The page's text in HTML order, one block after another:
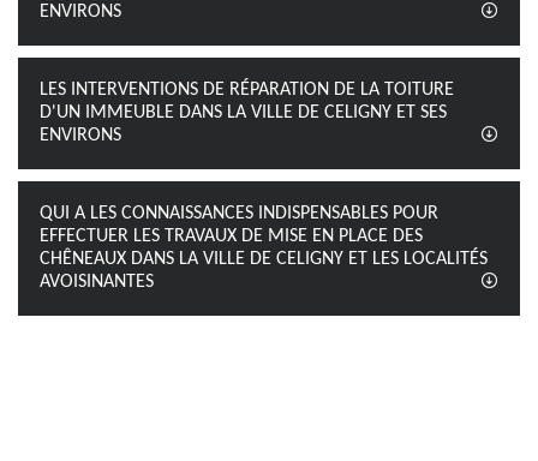
ENVIRONS
LES INTERVENTIONS DE RÉPARATION DE LA TOITURE
D'UN IMMEUBLE DANS LA VILLE DE CELIGNY ET SES
ENVIRONS
QUI A LES CONNAISSANCES INDISPENSABLES POUR
EFFECTUER LES TRAVAUX DE MISE EN PLACE DES
CHÊNEAUX DANS LA VILLE DE CELIGNY ET LES LOCALITÉS
AVOISINANTES